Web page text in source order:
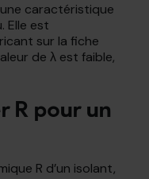
caractéristique
Elle est
sur la fiche
de λ est faible,
R pour un
R d’un isolant,